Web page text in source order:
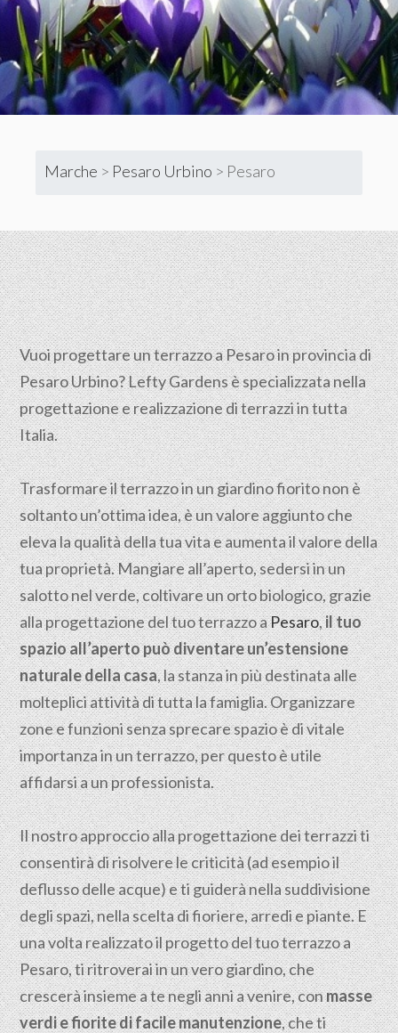
Marche > Pesaro Urbino > Pesaro
Vuoi progettare un terrazzo a Pesaro in provincia di
Pesaro Urbino? Lefty Gardens è specializzata nella
progettazione e realizzazione di terrazzi in tutta
Italia.
Trasformare il terrazzo in un giardino fiorito non è
soltanto un’ottima idea, è un valore aggiunto che
eleva la qualità della tua vita e aumenta il valore della
tua proprietà. Mangiare all’aperto, sedersi in un
salotto nel verde, coltivare un orto biologico, grazie
alla progettazione del tuo terrazzo aPesaro,il tuo
spazio all’aperto può diventare un’estensione
naturale della casa, la stanza in più destinata alle
molteplici attività di tutta la famiglia. Organizzare
zone e funzioni senza sprecare spazio è di vitale
importanza in un terrazzo, per questo è utile
affidarsi a un professionista.
Il nostro approccio alla progettazione dei terrazzi ti
consentirà di risolvere le criticità (ad esempio il
deflusso delle acque) e ti guiderà nella suddivisione
degli spazi, nella scelta di fioriere, arredi e piante. E
una volta realizzato il progetto del tuo terrazzo a
Pesaro, ti ritroverai in un vero giardino, che
crescerà insieme a te negli anni a venire, conmasse
verdi e fiorite di facile manutenzione, che ti